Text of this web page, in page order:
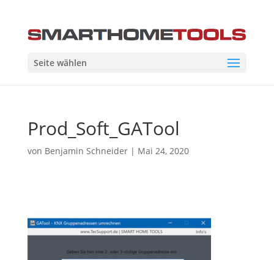
Seite wählen
Prod_Soft_GATool
von Benjamin Schneider| Mai 24, 2020